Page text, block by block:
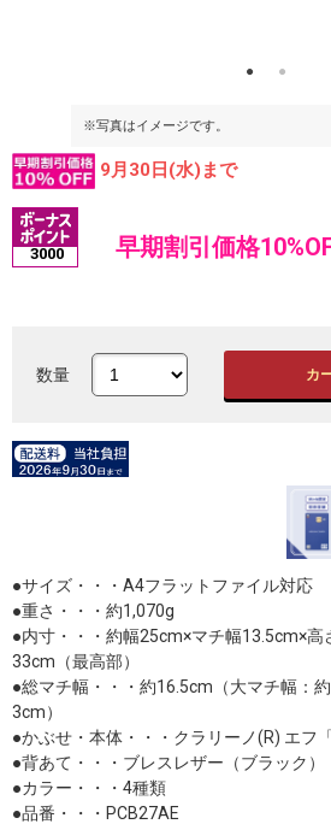
※写真はイメージです。
9月30日(水)まで
3000 早期割引価格
数量 カ
●サイズ・・・A4フラットファイル対応
●重さ・・・約1,070g
●内寸・・・約幅25cm×マチ幅13.5cm×高
33cm（最高部）
●総マチ幅・・・約16.5cm（大マチ幅：
3cm）
●かぶせ・本体・・・クラリーノ(R) エフ
●背あて・・・ブレスレザー（ブラック）
●カラー・・・4種類
●品番・・・PCB27AE